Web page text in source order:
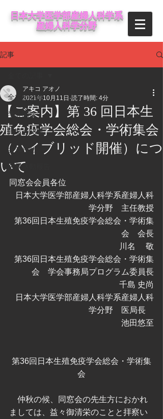
日本大学医学部産婦人科学系
産婦人科学分野
記事
全ての記事
学会関連
同窓会関連
お知らせ
医局活動報告
【ご案内】第 36 回日本生
殖免疫学会総会・学術集会
（ハイブリッド開催）につ
いて
アキコ アオノ
2021年10月11日 読了時間: 4分
同窓会会員各位
学分野　主任教授
第36回日本生殖免疫学会総会・学術集
会　会長
川名 　敬
第36回日本生殖免疫学会総会・学術集
会　学会事務局プログラム委員長
千島 史尚
日本大学医学部産婦人科学系産婦人科
学分野　医局長
池田悠至
第36回日本生殖免疫学会総会・学術集
会
仲秋の候、同窓会の先生方におかれ
ましては、益々御清栄のことと拝察い